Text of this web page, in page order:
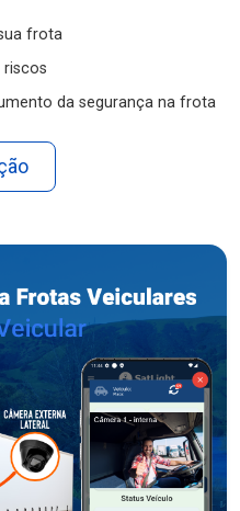
frota
da segurança na frota